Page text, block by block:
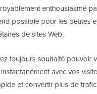
enthousiasmé
possible pour les petites
de sites Web.
toujours souhaité pouvoir
avec vos
et convertir plus de